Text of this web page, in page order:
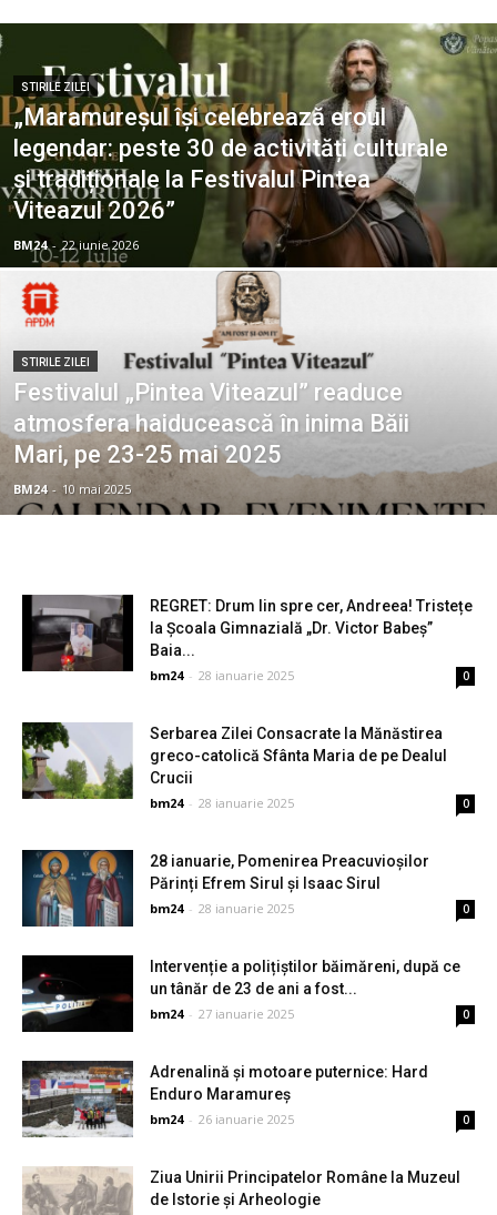
STIRILE ZILEI
„Maramureșul își celebrează eroul
legendar: peste 30 de activități culturale
și tradiționale la Festivalul Pintea
Viteazul 2026”
BM24 - 22 iunie 2026
STIRILE ZILEI
Festivalul „Pintea Viteazul” readuce
atmosfera haiducească în inima Băii
Mari, pe 23-25 mai 2025
BM24 - 10 mai 2025
REGRET: Drum lin spre cer, Andreea! Tristețe
la Școala Gimnazială „Dr. Victor Babeş”
Baia...
bm24 - 28 ianuarie 2025 0
Serbarea Zilei Consacrate la Mănăstirea
greco-catolică Sfânta Maria de pe Dealul
Crucii
bm24 - 28 ianuarie 2025 0
28 ianuarie, Pomenirea Preacuvioșilor
Părinți Efrem Sirul și Isaac Sirul
bm24 - 28 ianuarie 2025 0
Intervenție a polițiștilor băimăreni, după ce
un tânăr de 23 de ani a fost...
bm24 - 27 ianuarie 2025 0
Adrenalină și motoare puternice: Hard
Enduro Maramureș
bm24 - 26 ianuarie 2025 0
Ziua Unirii Principatelor Române la Muzeul
de Istorie și Arheologie